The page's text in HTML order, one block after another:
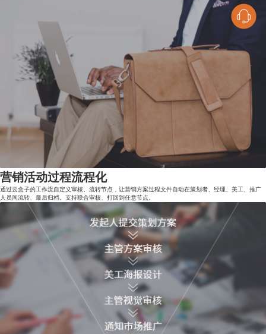
营销活动过程流程化
通过云盒子的工作流自定义审核、流转节点，让营销方案过程文件自动在策划者、经理、美工、推广
人员间流转、最后归档。支持联合审核、打回到任意节点。